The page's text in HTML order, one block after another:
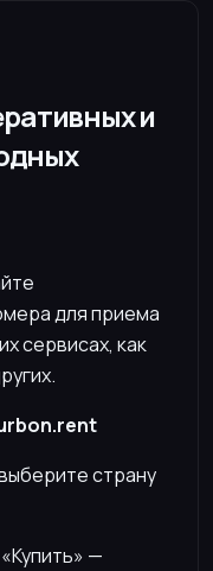
и
для приема
сервисах, как
страну
—